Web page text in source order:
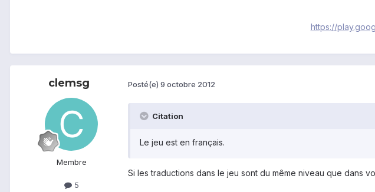
https://
clemsg
Membre
5
Posté(e) 9 octobre 2012
Citation
Le jeu est en français.
Si les traductions dans le jeu sont du même niveau que dans